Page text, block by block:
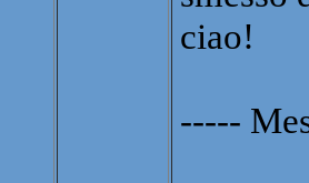
ciao!
-----